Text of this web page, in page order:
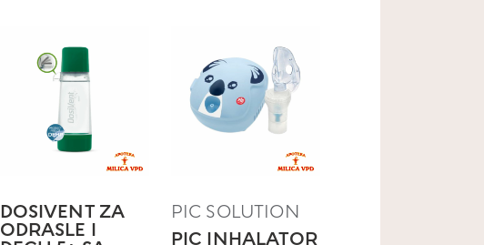
DOSIVENT ZA
ODRASLE I
PIC SOLUTION
PIC INHALATOR